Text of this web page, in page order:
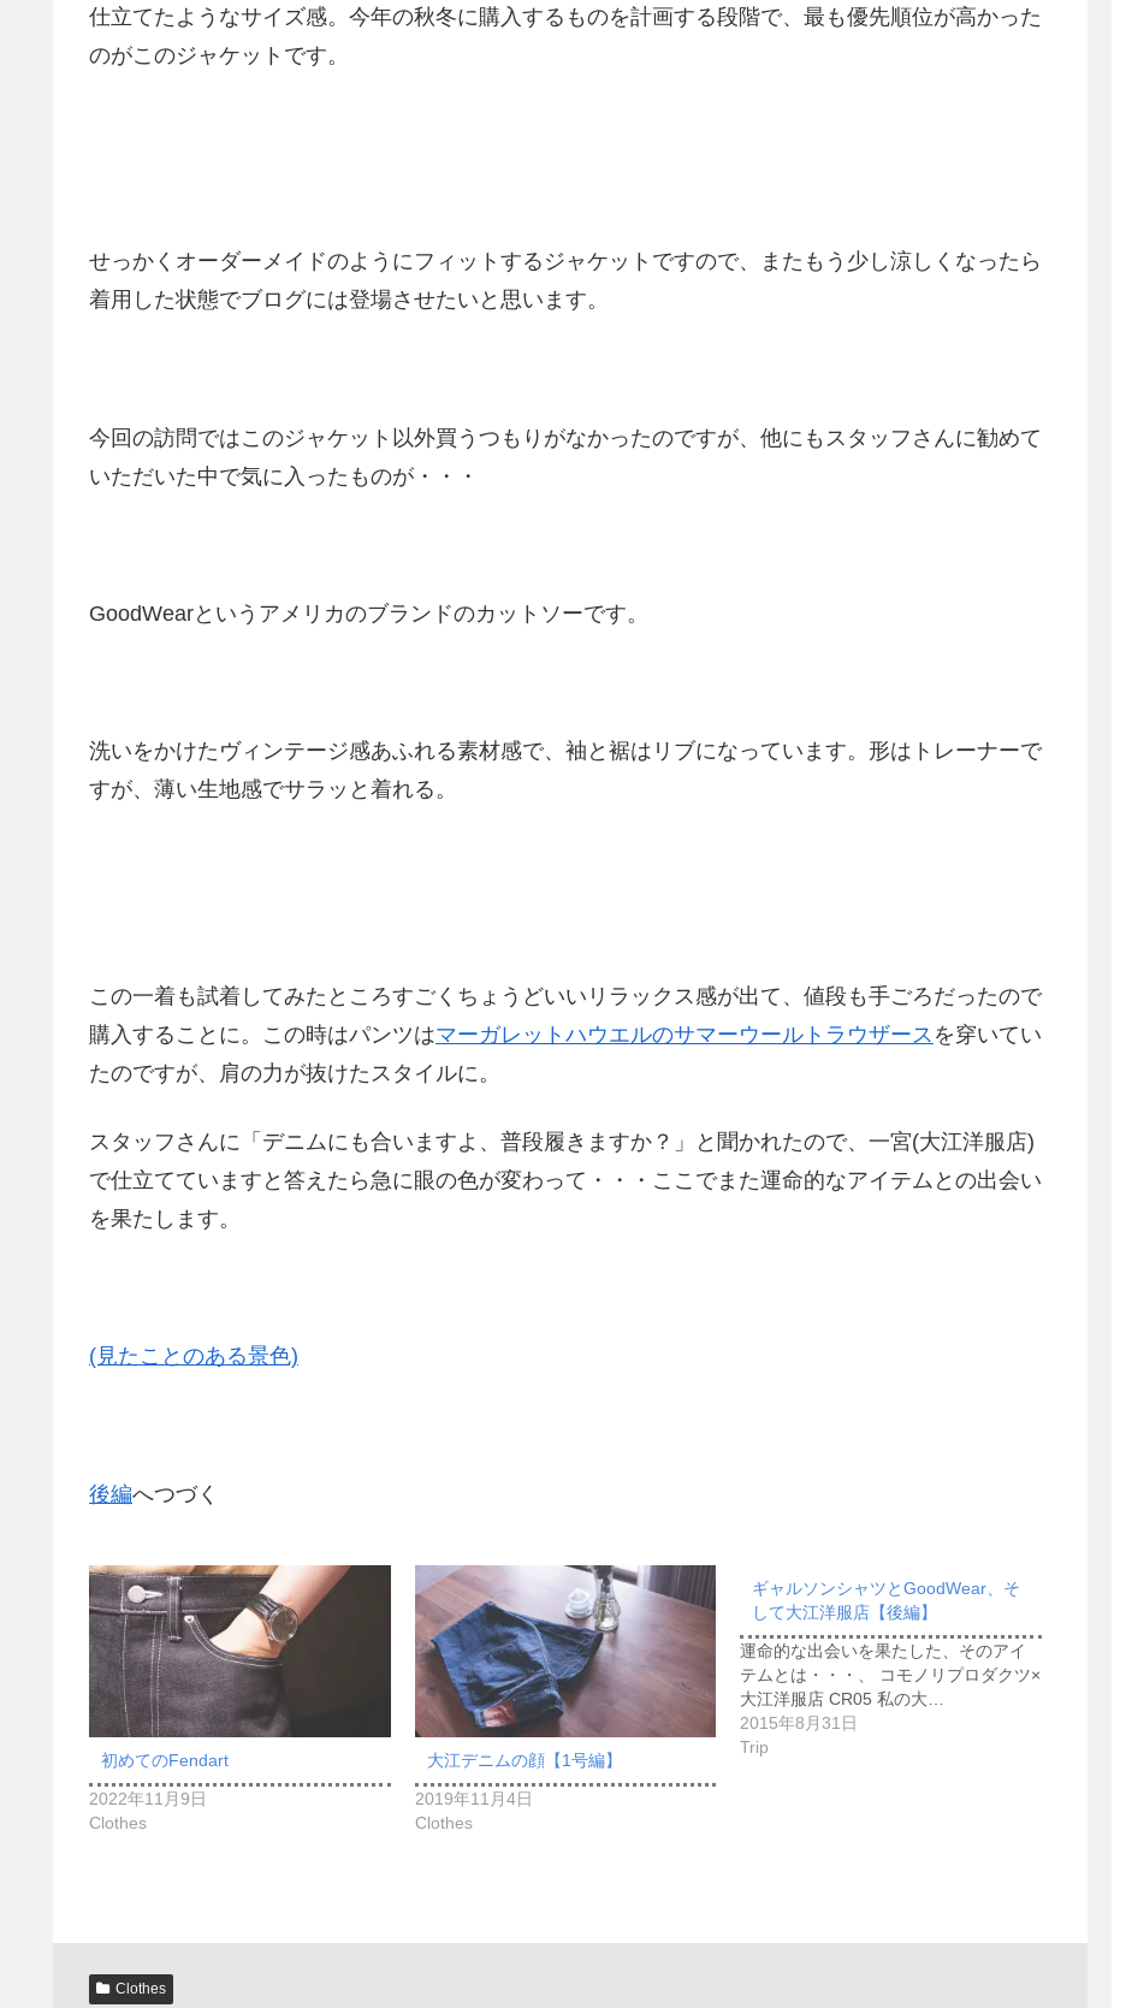
仕立てたようなサイズ感。今年の秋冬に購入するものを計画する段階で、最も優先順位が高かった
のがこのジャケットです。
せっかくオーダーメイドのようにフィットするジャケットですので、またもう少し涼しくなったら
着用した状態でブログには登場させたいと思います。
今回の訪問ではこのジャケット以外買うつもりがなかったのですが、他にもスタッフさんに勧めて
いただいた中で気に入ったものが・・・
GoodWearというアメリカのブランドのカットソーです。
洗いをかけたヴィンテージ感あふれる素材感で、袖と裾はリブになっています。形はトレーナーで
すが、薄い生地感でサラッと着れる。
この一着も試着してみたところすごくちょうどいいリラックス感が出て、値段も手ごろだったので
購入することに。この時はパンツはマーガレットハウエルのサマーウールトラウザース を穿いてい
たのですが、肩の力が抜けたスタイルに。
スタッフさんに「デニムにも合いますよ、普段履きますか？」と聞かれたので、一宮(大江洋服店)
で仕立てていますと答えたら急に眼の色が変わって・・・ここでまた運命的なアイテムとの出会い
を果たします。
(見たことのある景色)
後編へつづく
初めてのFendart
2022年11月9日
Clothes
大江デニムの顔【1号編】
2019年11月4日
Clothes
ギャルソンシャツとGoodWear、そ
して大江洋服店【後編】
運命的な出会いを果たした、そのアイ
テムとは・・・、 コモノリプロダクツ×
大江洋服店 CR05 私の大…
2015年8月31日
Trip
Clothes